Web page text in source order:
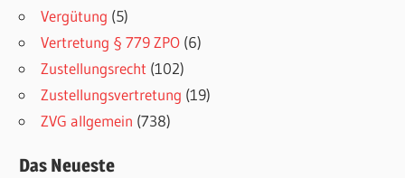
Vergütung (5)
Vertretung § 779 ZPO (6)
Zustellungsrecht (102)
Zustellungsvertretung (19)
ZVG allgemein (738)
Das Neueste